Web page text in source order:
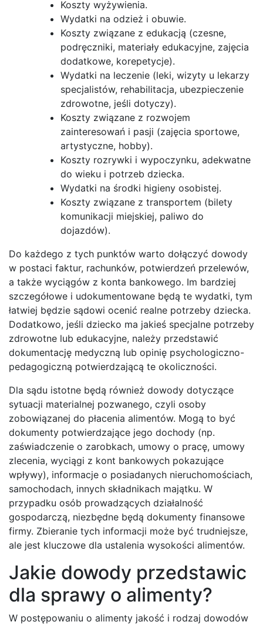
Koszty wyżywienia.
Wydatki na odzież i obuwie.
Koszty związane z edukacją (czesne,
podręczniki, materiały edukacyjne, zajęcia
dodatkowe, korepetycje).
Wydatki na leczenie (leki, wizyty u lekarzy
specjalistów, rehabilitacja, ubezpieczenie
zdrowotne, jeśli dotyczy).
Koszty związane z rozwojem
zainteresowań i pasji (zajęcia sportowe,
artystyczne, hobby).
Koszty rozrywki i wypoczynku, adekwatne
do wieku i potrzeb dziecka.
Wydatki na środki higieny osobistej.
Koszty związane z transportem (bilety
komunikacji miejskiej, paliwo do
dojazdów).
Do każdego z tych punktów warto dołączyć dowody
w postaci faktur, rachunków, potwierdzeń przelewów,
a także wyciągów z konta bankowego. Im bardziej
szczegółowe i udokumentowane będą te wydatki, tym
łatwiej będzie sądowi ocenić realne potrzeby dziecka.
Dodatkowo, jeśli dziecko ma jakieś specjalne potrzeby
zdrowotne lub edukacyjne, należy przedstawić
dokumentację medyczną lub opinię psychologiczno-
pedagogiczną potwierdzającą te okoliczności.
Dla sądu istotne będą również dowody dotyczące
sytuacji materialnej pozwanego, czyli osoby
zobowiązanej do płacenia alimentów. Mogą to być
dokumenty potwierdzające jego dochody (np.
zaświadczenie o zarobkach, umowy o pracę, umowy
zlecenia, wyciągi z kont bankowych pokazujące
wpływy), informacje o posiadanych nieruchomościach,
samochodach, innych składnikach majątku. W
przypadku osób prowadzących działalność
gospodarczą, niezbędne będą dokumenty finansowe
firmy. Zbieranie tych informacji może być trudniejsze,
ale jest kluczowe dla ustalenia wysokości alimentów.
Jakie dowody przedstawic
dla sprawy o alimenty?
W postępowaniu o alimenty jakość i rodzaj dowodów